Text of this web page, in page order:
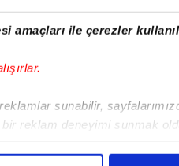
ile çerezler
sunabilir,
reklam deneyimi sunmak
bu noktada, reklamların
Tüm Manşetler